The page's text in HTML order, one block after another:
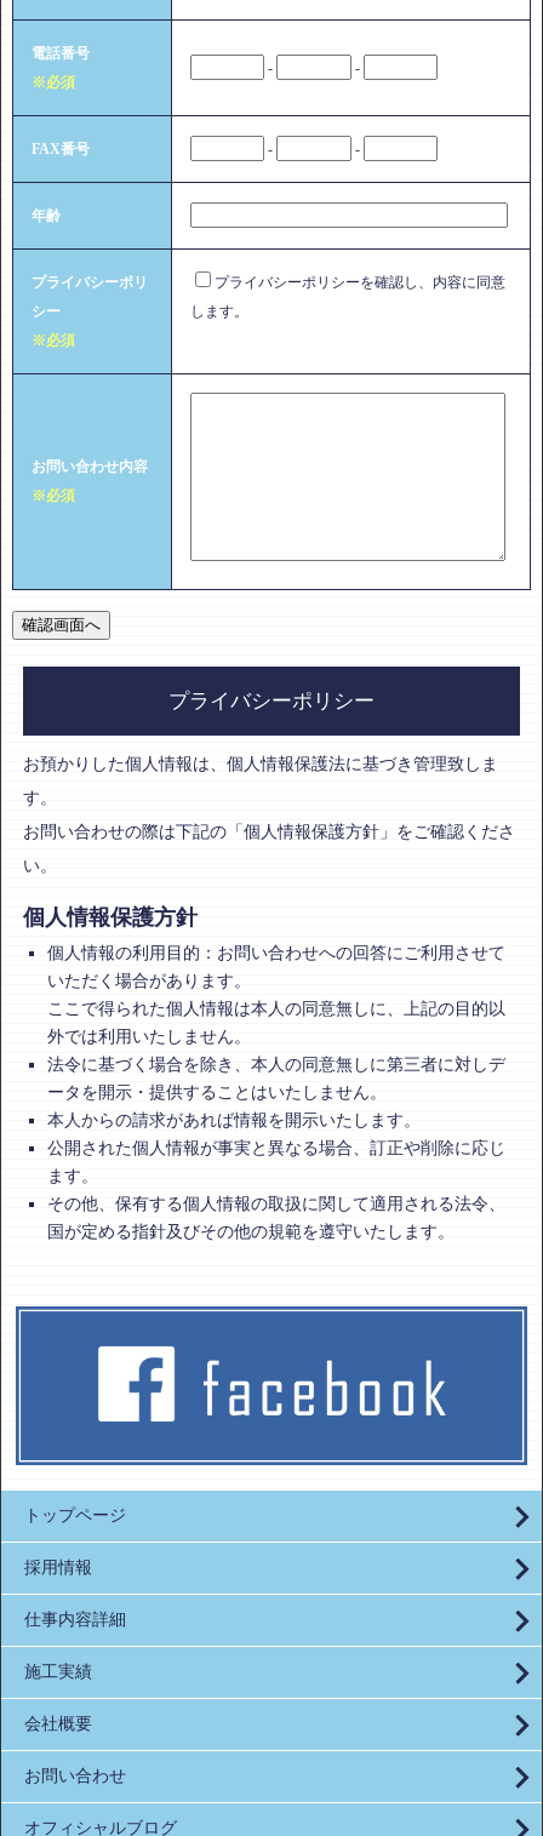
電話番号
※必須
- -
FAX番号 - -
年齢
プライバシーポリ
シー
※必須
プライバシーポリシーを確認し、内容に同意
します。
お問い合わせ内容
※必須
プライバシーポリシー
お預かりした個人情報は、個人情報保護法に基づき管理致しま
す。
お問い合わせの際は下記の「個人情報保護方針」をご確認くださ
い。
個人情報保護方針
個人情報の利用目的：お問い合わせへの回答にご利用させて
いただく場合があります。
ここで得られた個人情報は本人の同意無しに、上記の目的以
外では利用いたしません。
法令に基づく場合を除き、本人の同意無しに第三者に対しデ
ータを開示・提供することはいたしません。
本人からの請求があれば情報を開示いたします。
公開された個人情報が事実と異なる場合、訂正や削除に応じ
ます。
その他、保有する個人情報の取扱に関して適用される法令、
国が定める指針及びその他の規範を遵守いたします。
トップページ
採用情報
仕事内容詳細
施工実績
会社概要
お問い合わせ
オフィシャルブログ